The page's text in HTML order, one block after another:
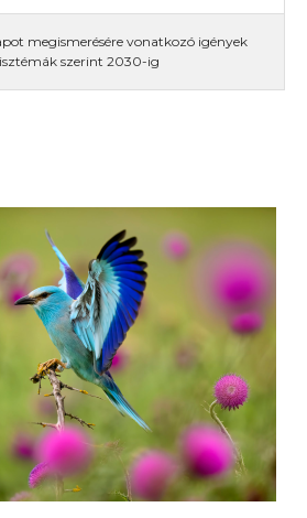
megismerésére vonatkozó igények
szerint 2030-ig